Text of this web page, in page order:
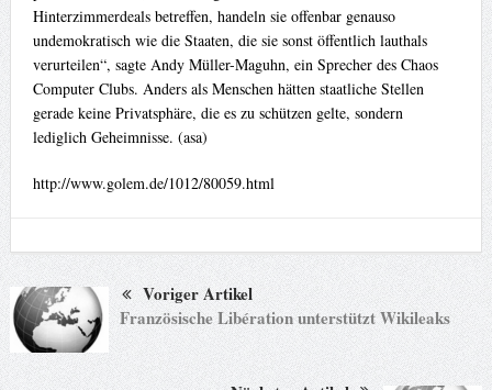
Hinterzimmerdeals betreffen, handeln sie offenbar genauso
undemokratisch wie die Staaten, die sie sonst öffentlich lauthals
verurteilen“, sagte Andy Müller-Maguhn, ein Sprecher des Chaos
Computer Clubs. Anders als Menschen hätten staatliche Stellen
gerade keine Privatsphäre, die es zu schützen gelte, sondern
lediglich Geheimnisse. (asa)
http://www.golem.de/1012/80059.html
Voriger Artikel
Französische Libération unterstützt Wikileaks